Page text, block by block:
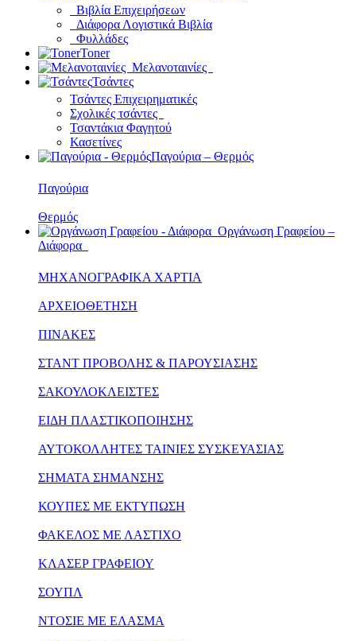
Βιβλία Επιχειρήσεων
Διάφορα Λογιστικά Βιβλία
Φυλλάδες
Toner
Μελανοταινίες
Τσάντες
Τσάντες Επιχειρηματικές
Σχολικές τσάντες
Τσαντάκια Φαγητού
Κασετίνες
Παγούρια – Θερμός
Παγούρια
Θερμός
Οργάνωση Γραφείου –
Διάφορα
ΜΗΧΑΝΟΓΡΑΦΙΚΑ ΧΑΡΤΙΑ
ΑΡΧΕΙΟΘΕΤΗΣΗ
ΠΙΝΑΚΕΣ
ΣΤΑΝΤ ΠΡΟΒΟΛΗΣ & ΠΑΡΟΥΣΙΑΣΗΣ
ΣΑΚΟΥΛΟΚΛΕΙΣΤΕΣ
ΕΙΔΗ ΠΛΑΣΤΙΚΟΠΟΙΗΣΗΣ
ΑΥΤΟΚΟΛΛΗΤΕΣ ΤΑΙΝΙΕΣ ΣΥΣΚΕΥΑΣΙΑΣ
ΣΗΜΑΤΑ ΣΗΜΑΝΣΗΣ
ΚΟΥΠΕΣ ΜΕ ΕΚΤΥΠΩΣΗ
ΦΑΚΕΛΟΣ ΜΕ ΛΑΣΤΙΧΟ
ΚΛΑΣΕΡ ΓΡΑΦΕΙΟΥ
ΣΟΥΠΛ
ΝΤΟΣΙΕ ΜΕ ΕΛΑΣΜΑ